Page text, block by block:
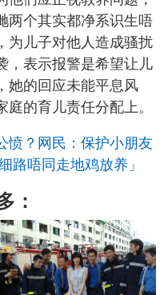
两个其实都净系识生唔
为儿子对他人造成骚扰
，表示报警是希望让儿
她的回应未能平息风
的育儿责任分配上。
愤？网民：保护小朋友
路唔同走地鸡放养」
：